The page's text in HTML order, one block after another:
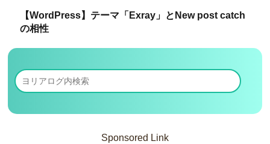
【WordPress】テーマ「Exray」とNew post catch
の相性
Sponsored Link